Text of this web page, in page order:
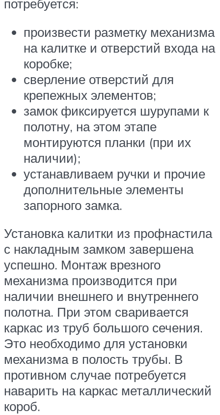
потребуется:
произвести разметку механизма
на калитке и отверстий входа на
коробке;
сверление отверстий для
крепежных элементов;
замок фиксируется шурупами к
полотну, на этом этапе
монтируются планки (при их
наличии);
устанавливаем ручки и прочие
дополнительные элементы
запорного замка.
Установка калитки из профнастила
с накладным замком завершена
успешно. Монтаж врезного
механизма производится при
наличии внешнего и внутреннего
полотна. При этом сваривается
каркас из труб большого сечения.
Это необходимо для установки
механизма в полость трубы. В
противном случае потребуется
наварить на каркас металлический
короб.